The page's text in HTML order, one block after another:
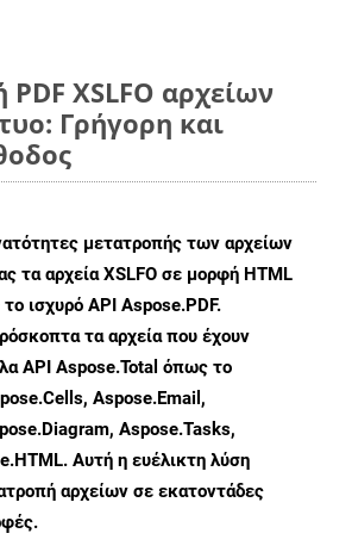
XSLFO αρχείων
Γρήγορη και
μετατροπής των αρχείων
τα αρχεία XSLFO σε μορφή HTML
ισχυρό API Aspose.PDF.
τα αρχεία που έχουν
API Aspose.Total όπως το
Aspose.Email,
Aspose.Tasks,
Αυτή η ευέλικτη λύση
αρχείων σε εκατοντάδες